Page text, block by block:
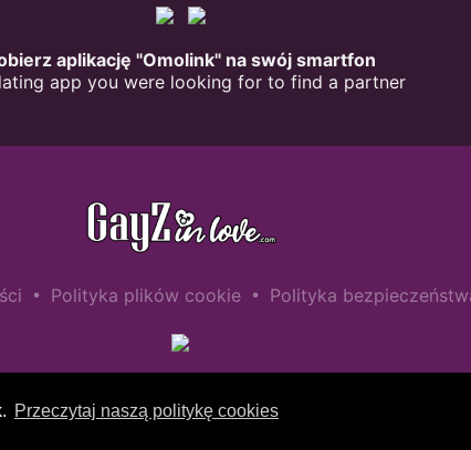
Przeczytaj naszą politykę cookies
aplikację "Omolink" na swój smartfon
app you were looking for to find a partner
• Polityka plików cookie • Polityka